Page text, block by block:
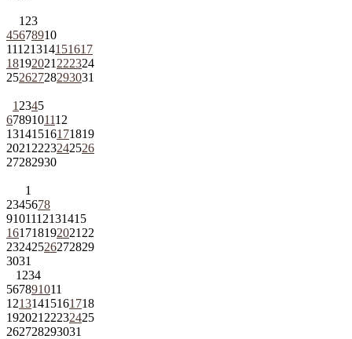
1 23
45678910
11121314151617
18192021 222324
25262728293031
1 2345
6789101112
13141516171819
2021 2223242526
27282930
1
2345678
9101112131415
161718192021 22
23242526272829
3031
1 234
567891011
12131415161718
192021 22232425
262728293031